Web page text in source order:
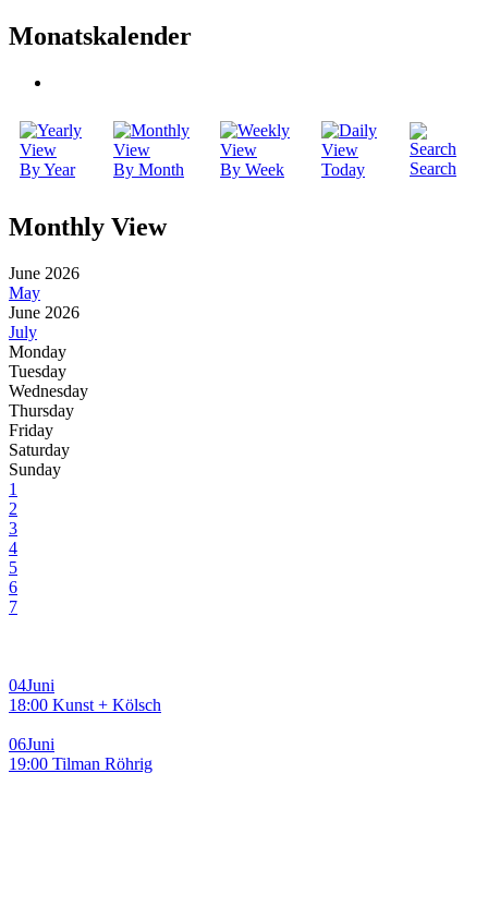
Monatskalender
By Year By Month By Week Today Search
Monthly View
June 2026
May
June 2026
July
Monday
Tuesday
Wednesday
Thursday
Friday
Saturday
Sunday
1
2
3
4
5
6
7
04Juni
18:00 Kunst + Kölsch
06Juni
19:00 Tilman Röhrig